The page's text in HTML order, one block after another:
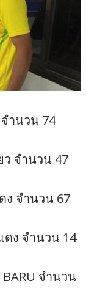
ำนวน 74
ว จำนวน 47
ง จำนวน 67
ดง จำนวน 14
จำนวน